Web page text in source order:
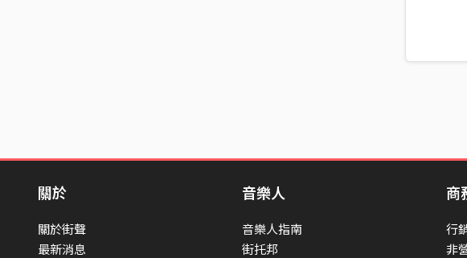
關於
關於街聲
最新消息
音樂人
音樂人指南
街托邦
商
行
非